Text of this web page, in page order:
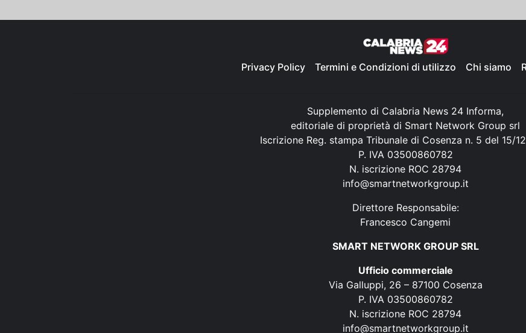
Privacy Policy Termini e Condizioni di utilizzo Chi siamo
Supplemento di Calabria News 24 Informa,
editoriale di proprietà di Smart Network Group srl
Iscrizione Reg. stampa Tribunale di Cosenza n. 5 del 15/
P. IVA 03500860782
N. iscrizione ROC 28794
info@smartnetworkgroup.it
Direttore Responsabile:
Francesco Cangemi
SMART NETWORK GROUP SRL
Ufficio commerciale
Via Galluppi, 26 – 87100 Cosenza
P. IVA 03500860782
N. iscrizione ROC 28794
info@smartnetworkgroup.it